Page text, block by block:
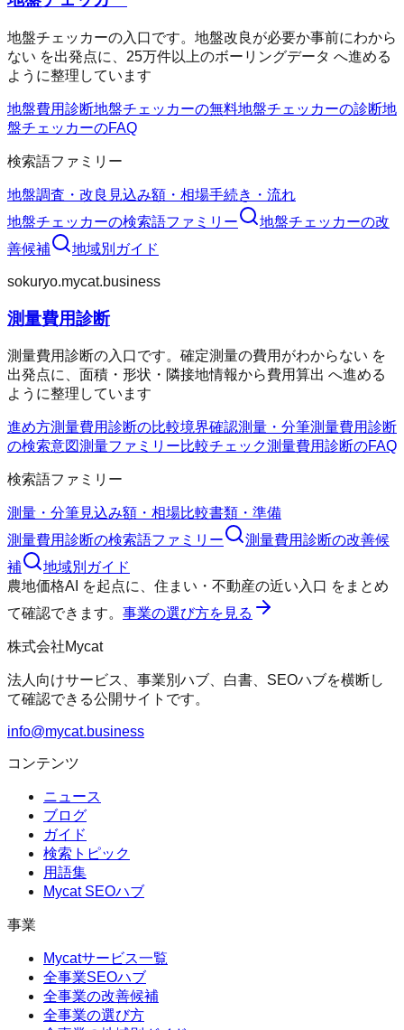
地盤チェッカーの入口です。地盤改良が必要か事前にわから
ない を出発点に、25万件以上のボーリングデータ へ進める
ように整理しています
地盤費用診断地盤チェッカーの無料地盤チェッカーの診断地
盤チェッカーのFAQ
検索語ファミリー
地盤調査・改良 見込み額・相場手続き・流れ
地盤チェッカーの検索語ファミリー 地盤チェッカーの改
善候補
地域別ガイド
sokuryo.mycat.business
測量費用診断
測量費用診断の入口です。確定測量の費用がわからない を
出発点に、面積・形状・隣接地情報から費用算出 へ進める
ように整理しています
進め方測量費用診断の比較境界確認測量・分筆測量費用診断
の検索意図測量ファミリー比較チェック測量費用診断のFAQ
検索語ファミリー
測量・分筆見込み額・相場比較書類・準備
測量費用診断の検索語ファミリー 測量費用診断の改善候
補
地域別ガイド
農地価格AI
を起点に、 住まい・不動産の近い入口 をまとめ
て確認できます。 事業の選び方を見る
株式会社Mycat
法人向けサービス、事業別ハブ、白書、SEOハブを横断し
て確認できる公開サイトです。
info@mycat.business
コンテンツ
ニュース
ブログ
ガイド
検索トピック
用語集
Mycat SEOハブ
事業
Mycatサービス一覧
全事業SEOハブ
全事業の改善候補
全事業の選び方